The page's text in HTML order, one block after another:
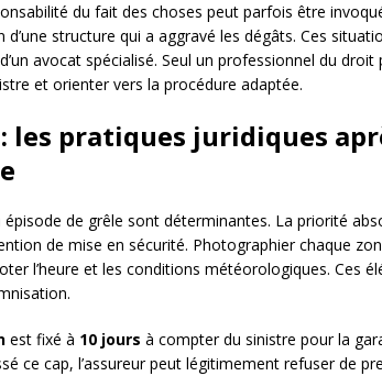
du fait des choses peut parfois être
d’une structure qui a aggravé les dégâts. Ces
avocat spécialisé. Seul un professionnel du droit
et orienter vers la procédure adaptée.
les pratiques juridiques
de grêle sont déterminantes. La priorité
de mise en sécurité. Photographier chaque
l’heure et les conditions météorologiques. Ces
est fixé à 10 jours à compter du sinistre pour la
ce cap, l’assureur peut légitimement refuser de